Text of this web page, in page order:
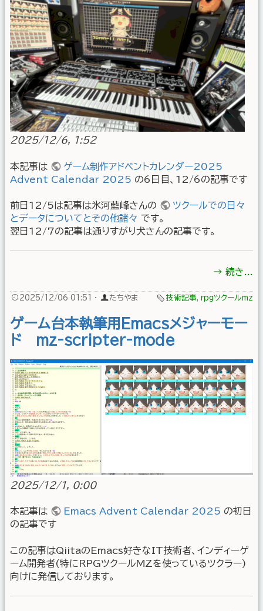
2025/12/6, 1:52
本記事は
ゲーム制作アドベントカレンダー2025
Advent Calendar 2025 の6日目、12/6の記事です
前日12/5は記事は氷河藍峰さんの
ツクールでの日々
とデータについてとその他諸々 です。
翌日12/7の記事は通りすがり犬さんの記事です。
→ 続き...
2025/12/06 01:51 · たちやま 技術記事, rpgツクールmz
ゲーム台本執筆用Emacsメジャーモー
ド mz-scripter-mode
2025/12/1, 0:00
本記事は Emacs Advent Calendar 2025 の初日
の記事です
この記事はQiitaのEmacs好きなIT技術者、インディーゲ
ーム開発者(特にRPGツクールMZを使っているツクラー)
向けに発信しております。